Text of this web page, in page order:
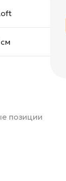
позиции